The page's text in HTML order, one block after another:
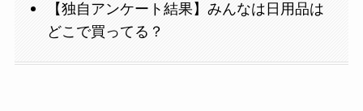
【独自アンケート結果】みんなは日用品は
どこで買ってる？